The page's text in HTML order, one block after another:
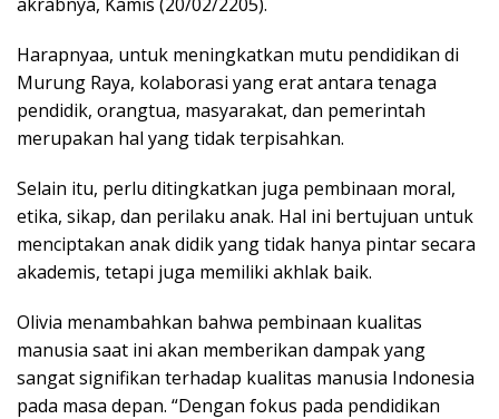
Harapnyaa, untuk meningkatkan mutu pendidikan di
Murung Raya, kolaborasi yang erat antara tenaga
pendidik, orangtua, masyarakat, dan pemerintah
merupakan hal yang tidak terpisahkan.
Selain itu, perlu ditingkatkan juga pembinaan moral,
etika, sikap, dan perilaku anak. Hal ini bertujuan untuk
menciptakan anak didik yang tidak hanya pintar secara
akademis, tetapi juga memiliki akhlak baik.
Olivia menambahkan bahwa pembinaan kualitas
manusia saat ini akan memberikan dampak yang
sangat signifikan terhadap kualitas manusia Indonesia
pada masa depan. “Dengan fokus pada pendidikan